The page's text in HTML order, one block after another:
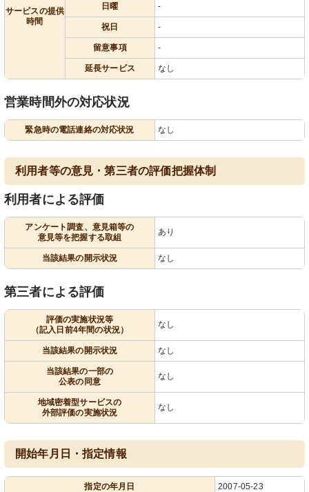
サービスの提供
時間
日曜 -
祝日 -
留意事項 -
延長サービス なし
営業時間外の対応状況
緊急時の電話連絡の対応状況 なし
利用者等の意見・第三者の評価把握体制
利用者による評価
アンケート調査、意見箱等の
意見等を把握する取組
あり
当該結果の開示状況 なし
第三者による評価
評価の実施状況等
（記入日前4年間の状況）
なし
当該結果の開示状況 なし
当該結果の一部の
公表の同意
なし
地域密着型サービスの
外部評価の実施状況
なし
開始年月日・指定情報
指定の年月日 2007-05-23